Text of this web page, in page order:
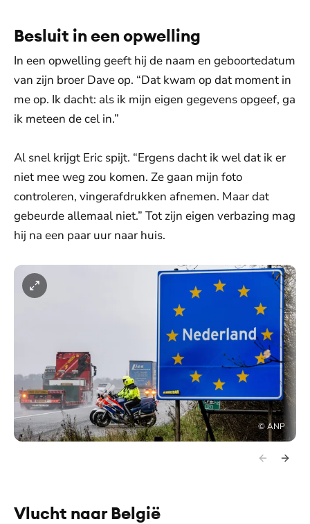
Besluit in een opwelling
In een opwelling geeft hij de naam en geboortedatum
van zijn broer Dave op. “Dat kwam op dat moment in
me op. Ik dacht: als ik mijn eigen gegevens opgeef, ga
ik meteen de cel in.”
Al snel krijgt Eric spijt. “Ergens dacht ik wel dat ik er
niet mee weg zou komen. Ze gaan mijn foto
controleren, vingerafdrukken afnemen. Maar dat
gebeurde allemaal niet.” Tot zijn eigen verbazing mag
hij na een paar uur naar huis.
©ANP
Vlucht naar België